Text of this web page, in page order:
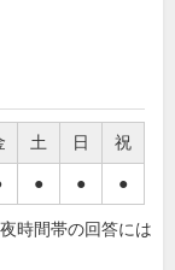
土 日 祝
● ● ●
時間帯の回答には